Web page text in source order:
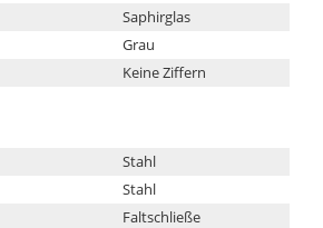
Saphirglas
Grau
Keine Ziffern
Stahl
Stahl
Faltschließe